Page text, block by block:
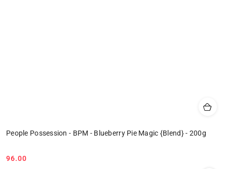
People Possession - BPM - Blueberry Pie Magic {Blend} - 200g
Cena:
96.00